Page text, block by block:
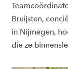
Bruijsten,
in Nijmegen,
die ze